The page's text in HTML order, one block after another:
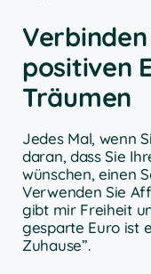
positiven
Träumen
Jedes Mal, wenn
daran, dass Sie
wünschen, einen
Verwenden Sie
gibt mir Freiheit
gesparte Euro ist
Zuhause”.